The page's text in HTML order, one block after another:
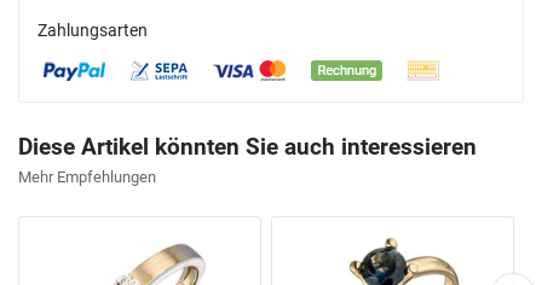
Zahlungsarten
Diese Artikel könnten Sie auch interessieren
Mehr Empfehlungen